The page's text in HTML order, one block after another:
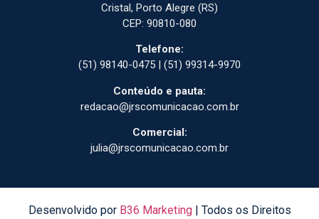
Cristal, Porto Alegre (RS)
CEP: 90810-080
Telefone:
(51) 98140-0475 | (51) 99314-9970
Conteúdo e pauta:
redacao@jrscomunicacao.com.br
Comercial:
julia@jrscomunicacao.com.br
Desenvolvido por B36 Marketing| Todos os Direitos